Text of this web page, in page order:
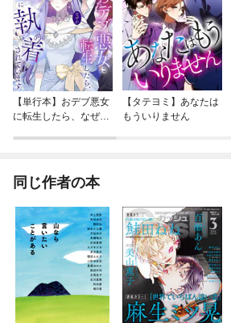
【単行本】おデブ悪女
に転生したら、なぜか
【タテヨミ】あなたは
もういりません
同じ作者の本